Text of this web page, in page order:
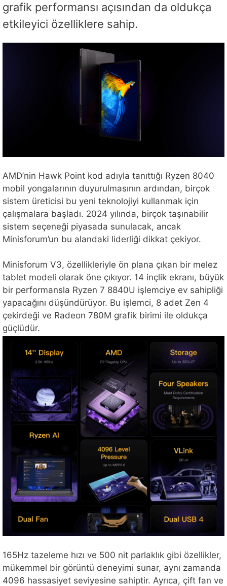
grafik performansı açısından da oldukça
etkileyici özelliklere sahip.
AMD’nin Hawk Point kod adıyla tanıttığı Ryzen 8040
mobil yongalarının duyurulmasının ardından, birçok
sistem üreticisi bu yeni teknolojiyi kullanmak için
çalışmalara başladı. 2024 yılında, birçok taşınabilir
sistem seçeneği piyasada sunulacak, ancak
Minisforum’un bu alandaki liderliği dikkat çekiyor.
Minisforum V3, özellikleriyle ön plana çıkan bir melez
tablet modeli olarak öne çıkıyor. 14 inçlik ekranı, büyük
bir performansla Ryzen 7 8840U işlemciye ev sahipliği
yapacağını düşündürüyor. Bu işlemci, 8 adet Zen 4
çekirdeği ve Radeon 780M grafik birimi ile oldukça
güçlüdür.
165Hz tazeleme hızı ve 500 nit parlaklık gibi özellikler,
mükemmel bir görüntü deneyimi sunar, aynı zamanda
4096 hassasiyet seviyesine sahiptir. Ayrıca, çift fan ve